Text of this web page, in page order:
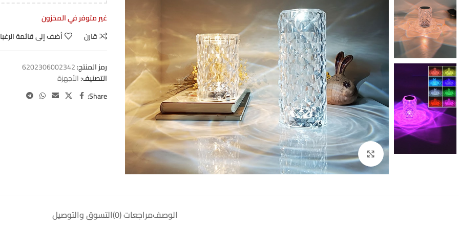
Click to enlarge
غير متوفر في المخزون
قارن
أضف إلى قائمة
رمز المنتج:6202306002342
التصنيف:الأجهزة
Share:
الوصفمراجعات (0) التسوق والتوصيل